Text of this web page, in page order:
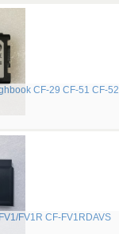
CF-29 CF-51 CF-52
FV1R CF-FV1RDAVS